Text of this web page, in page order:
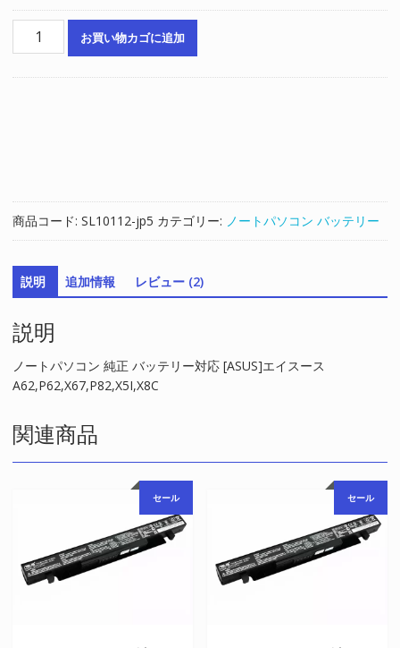
バ
ッ
テ
リ
ー
応
[ASUS]
エ
イ
ー
ス
A62,P62,X67,P82,X5I,X8C
お買い物カゴに追加
商品コード: SL10112-jp5 カテゴリー: ノートパソコン バッテリー
説明 追加情報 レビュー (2)
説明
ノートパソコン 純正 バッテリー対応 [ASUS]エイスース
A62,P62,X67,P82,X5I,X8C
関連商品
セール セール